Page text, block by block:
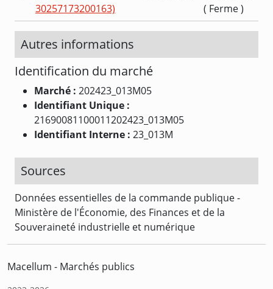
30257173200163)
( Ferme )
Autres informations
Identification du marché
Marché : 202423_013M05
Identifiant Unique :
21690081100011202423_013M05
Identifiant Interne : 23_013M
Sources
Données essentielles de la commande publique -
Ministère de l'Économie, des Finances et de la
Souveraineté industrielle et numérique
Macellum - Marchés publics